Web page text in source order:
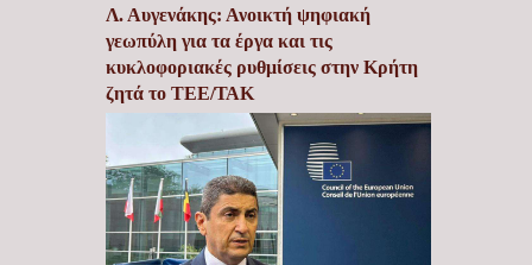
Λ. Αυγενάκης: Ανοικτή ψηφιακή
γεωπύλη για τα έργα και τις
κυκλοφοριακές ρυθμίσεις στην Κρήτη
ζητά το ΤΕΕ/ΤΑΚ